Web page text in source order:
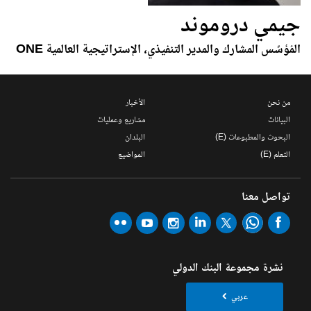
جيمي دروموند
المُؤسِّس المشارك والمدير التنفيذي، الإستراتيجية العالمية ONE
من نحن
البيانات
البحوث والمطبوعات (E)
التعلم (E)
الأخبار
مشاريع وعمليات
البلدان
المواضيع
تواصل معنا
نشرة مجموعة البنك الدولي
عربي